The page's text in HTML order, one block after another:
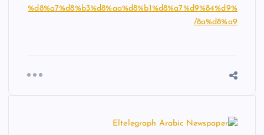
%d8%a7%d8%b3%d8%aa%d8%b1%d8%a7%d9%84%d9%
8a%d8%a9/